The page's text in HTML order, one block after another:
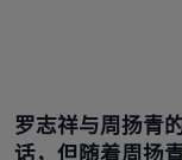
罗志祥与周扬青
话，但随着周扬